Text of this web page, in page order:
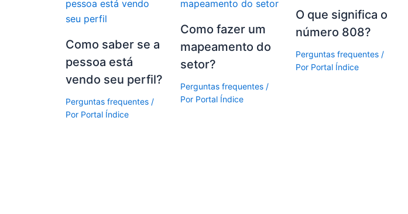
Como saber se a
pessoa está
vendo seu perfil?
Perguntas frequentes /
Por Portal Índice
Como fazer um
mapeamento do
setor?
Perguntas frequentes /
Por Portal Índice
O que significa o
número 808?
Perguntas frequentes/
Por Portal Índice